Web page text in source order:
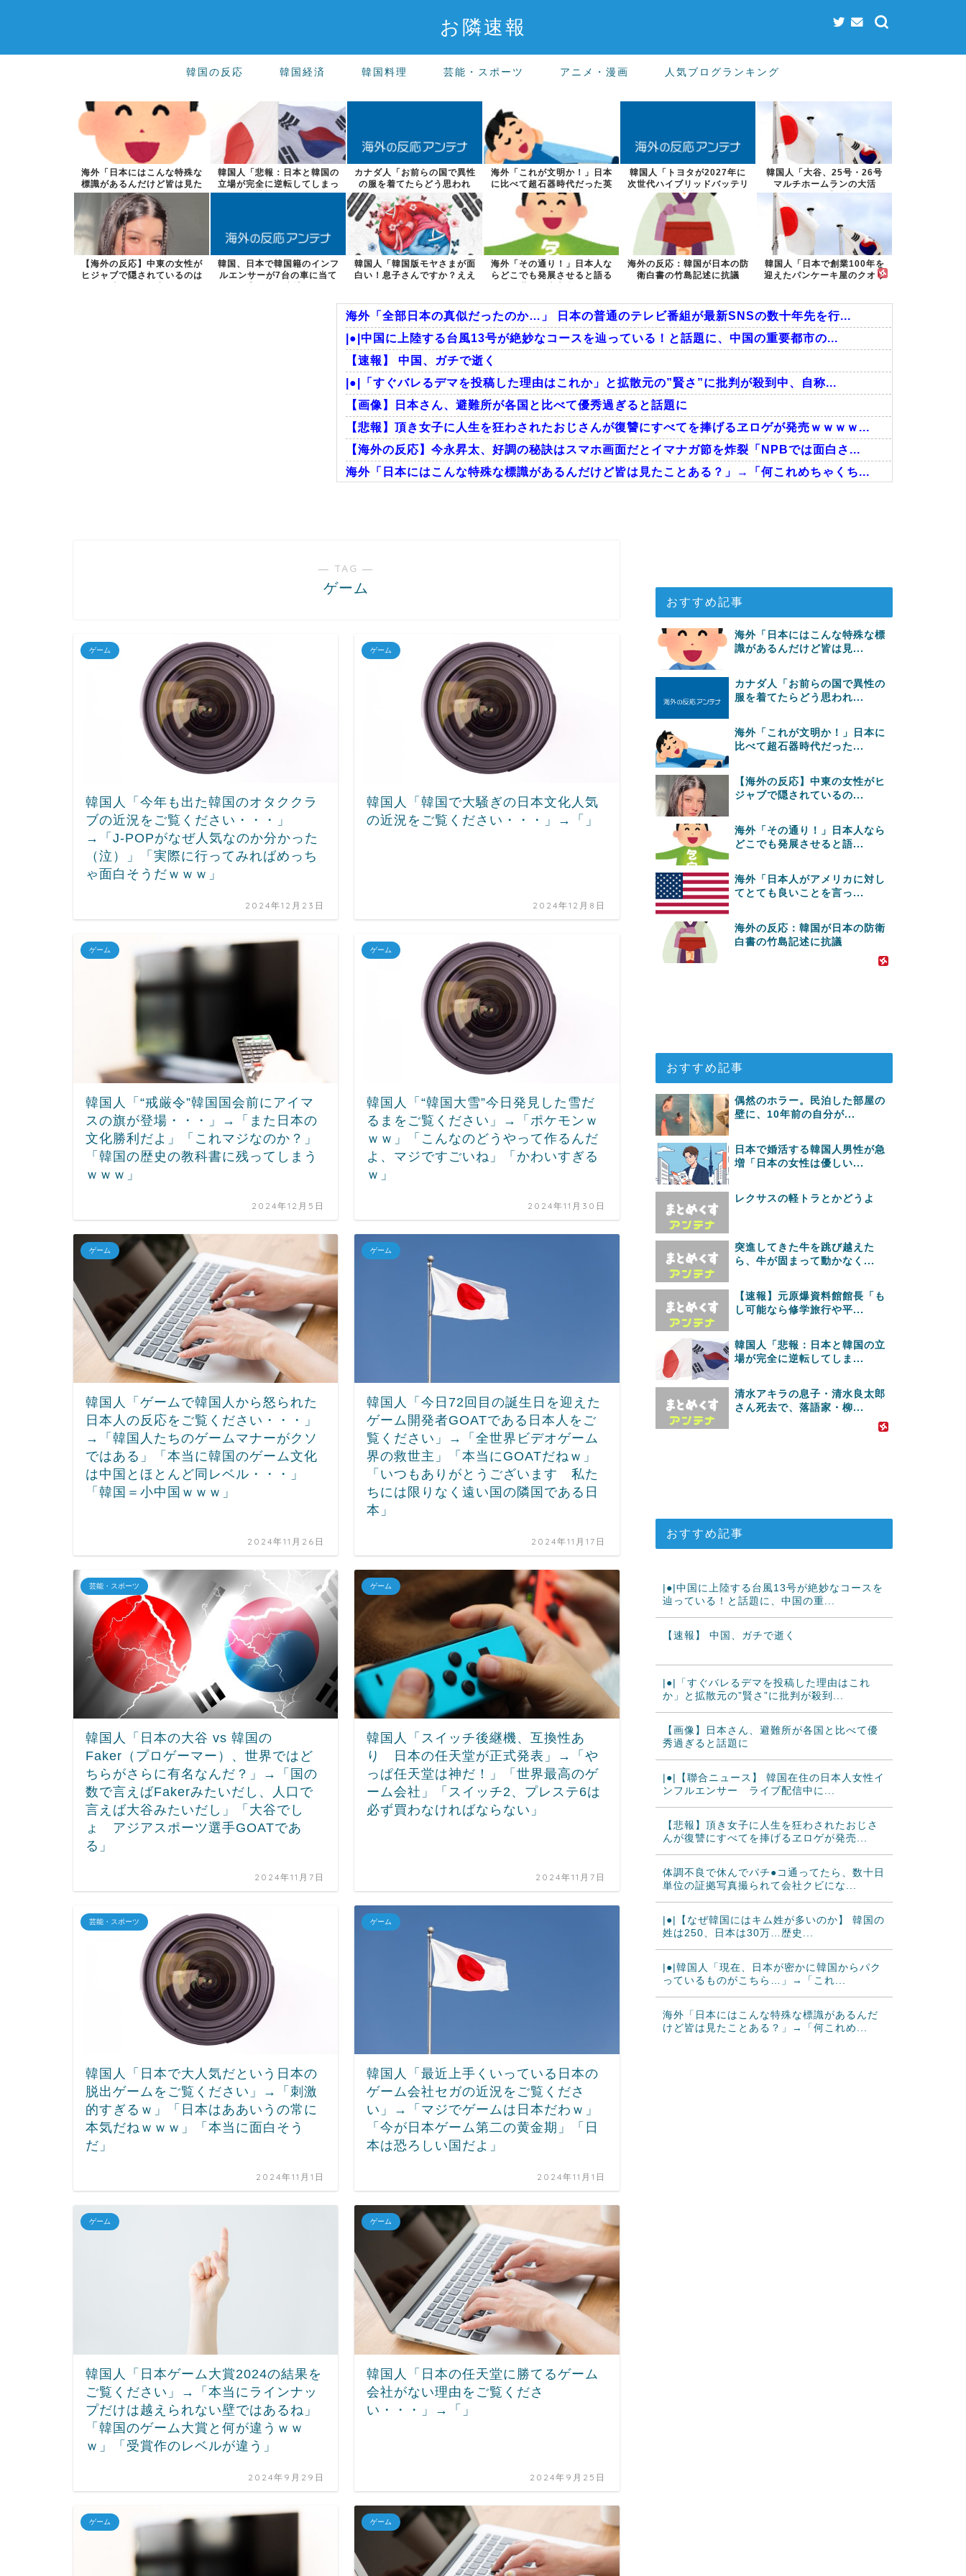
お隣速報
韓国の反応 韓国経済 韓国料理 芸能・スポーツ アニメ・漫画 人気ブログランキング
海外「日本にはこんな特殊な
標識があるんだけど皆は見た
ことある？」...
韓国人「悲報：日本と韓国の
立場が完全に逆転してしまっ
た模様…」→...
カナダ人「お前らの国で異性
の服を着てたらどう思われ
る？」
海外「これが文明か！」日本
に比べて超石器時代だった英
国に海外が大...
韓国人「トヨタが2027年に
次世代ハイブリッドバッテリ
ーを導入へ...
韓国人「大谷、25号・26号
マルチホームランの大活
躍！」→「日本...
【海外の反応】中東の女性が
ヒジャブで隠されているのは
韓国、日本で韓国籍のインフ
ルエンサーが7台の車に当て
韓国人「韓国版モヤさまが面
白い！息子さんですか？ええ
海外「その通り！」日本人な
らどこでも発展させると語る
海外の反応：韓国が日本の防
衛白書の竹島記述に抗議
韓国人「日本で創業100年を
迎えたパンケーキ屋のクオリ
海外「全部日本の真似だったのか…」 日本の普通のテレビ番組が最新SNSの数十年先を行...
|●|中国に上陸する台風13号が絶妙なコースを辿っている！と話題に、中国の重要都市の...
【速報】 中国、ガチで逝く
|●|「すぐバレるデマを投稿した理由はこれか」と拡散元の”賢さ”に批判が殺到中、自称...
【画像】日本さん、避難所が各国と比べて優秀過ぎると話題に
【悲報】頂き女子に人生を狂わされたおじさんが復讐にすべてを捧げるヱロゲが発売ｗｗｗｗ...
【海外の反応】今永昇太、好調の秘訣はスマホ画面だとイマナガ節を炸裂「NPBでは面白さ...
海外「日本にはこんな特殊な標識があるんだけど皆は見たことある？」→「何これめちゃくち...
― TAG ―
ゲーム
ゲーム
韓国人「今年も出た韓国のオタククラ
ブの近況をご覧ください・・・」
→「J-POPがなぜ人気なのか分かった
（泣）」「実際に行ってみればめっち
ゃ面白そうだｗｗｗ」
2024年12月23日
ゲーム
韓国人「韓国で大騒ぎの日本文化人気
の近況をご覧ください・・・」→「」
2024年12月8日
ゲーム
韓国人「“戒厳令”韓国国会前にアイマ
スの旗が登場・・・」→「また日本の
文化勝利だよ」「これマジなのか？」
「韓国の歴史の教科書に残ってしまう
ｗｗｗ」
2024年12月5日
ゲーム
韓国人「“韓国大雪”今日発見した雪だ
るまをご覧ください」→「ポケモンｗ
ｗｗ」「こんなのどうやって作るんだ
よ、マジですごいね」「かわいすぎる
ｗ」
2024年11月30日
ゲーム
韓国人「ゲームで韓国人から怒られた
日本人の反応をご覧ください・・・」
→「韓国人たちのゲームマナーがクソ
ではある」「本当に韓国のゲーム文化
は中国とほとんど同レベル・・・」
「韓国＝小中国ｗｗｗ」
2024年11月26日
ゲーム
韓国人「今日72回目の誕生日を迎えた
ゲーム開発者GOATである日本人をご
覧ください」→「全世界ビデオゲーム
界の救世主」「本当にGOATだねｗ」
「いつもありがとうございます 私た
ちには限りなく遠い国の隣国である日
本」
2024年11月17日
芸能・スポーツ
韓国人「日本の大谷 vs 韓国の
Faker（プロゲーマー）、世界ではど
ちらがさらに有名なんだ？」→「国の
数で言えばFakerみたいだし、人口で
言えば大谷みたいだし」「大谷でし
ょ アジアスポーツ選手GOATであ
る」
2024年11月7日
ゲーム
韓国人「スイッチ後継機、互換性あ
り 日本の任天堂が正式発表」→「や
っぱ任天堂は神だ！」「世界最高のゲ
ーム会社」「スイッチ2、プレステ6は
必ず買わなければならない」
2024年11月7日
芸能・スポーツ
韓国人「日本で大人気だという日本の
脱出ゲームをご覧ください」→「刺激
的すぎるｗ」「日本はああいうの常に
本気だねｗｗｗ」「本当に面白そう
だ」
2024年11月1日
ゲーム
韓国人「最近上手くいっている日本の
ゲーム会社セガの近況をご覧くださ
い」→「マジでゲームは日本だわｗ」
「今が日本ゲーム第二の黄金期」「日
本は恐ろしい国だよ」
2024年11月1日
ゲーム
韓国人「日本ゲーム大賞2024の結果を
ご覧ください」→「本当にラインナッ
プだけは越えられない壁ではあるね」
「韓国のゲーム大賞と何が違うｗｗ
ｗ」「受賞作のレベルが違う」
2024年9月29日
ゲーム
韓国人「日本の任天堂に勝てるゲーム
会社がない理由をご覧くださ
い・・・」→「」
2024年9月25日
ゲーム ゲーム
おすすめ記事
海外「日本にはこんな特殊な標
識があるんだけど皆は見...
カナダ人「お前らの国で異性の
服を着てたらどう思われ...
海外「これが文明か！」日本に
比べて超石器時代だった...
【海外の反応】中東の女性がヒ
ジャブで隠されているの...
海外「その通り！」日本人なら
どこでも発展させると語...
海外「日本人がアメリカに対し
てとても良いことを言っ...
海外の反応：韓国が日本の防衛
白書の竹島記述に抗議
おすすめ記事
偶然のホラー。民泊した部屋の
壁に、10年前の自分が...
日本で婚活する韓国人男性が急
増「日本の女性は優しい...
レクサスの軽トラとかどうよ
突進してきた牛を跳び越えた
ら、牛が固まって動かなく...
【速報】元原爆資料館館長「も
し可能なら修学旅行や平...
韓国人「悲報：日本と韓国の立
場が完全に逆転してしま...
清水アキラの息子・清水良太郎
さん死去で、落語家・柳...
おすすめ記事
|●|中国に上陸する台風13号が絶妙なコースを
辿っている！と話題に、中国の重...
【速報】 中国、ガチで逝く
|●|「すぐバレるデマを投稿した理由はこれ
か」と拡散元の”賢さ”に批判が殺到...
【画像】日本さん、避難所が各国と比べて優
秀過ぎると話題に
|●|【聯合ニュース】 韓国在住の日本人女性イ
ンフルエンサー ライブ配信中に...
【悲報】頂き女子に人生を狂わされたおじさ
んが復讐にすべてを捧げるヱロゲが発売...
体調不良で休んでパチ●コ通ってたら、数十日
単位の証拠写真撮られて会社クビにな...
|●|【なぜ韓国にはキム姓が多いのか】 韓国の
姓は250、日本は30万…歴史...
|●|韓国人「現在、日本が密かに韓国からパク
っているものがこちら…」→「これ...
海外「日本にはこんな特殊な標識があるんだ
けど皆は見たことある？」→「何これめ...